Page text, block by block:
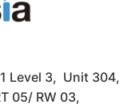
Level 3, Unit 304,
05/ RW 03,